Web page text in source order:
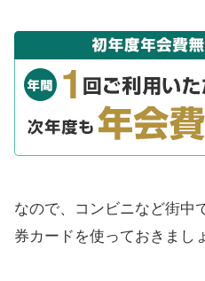
なので、コンビニなど街中
券カードを使っておきまし